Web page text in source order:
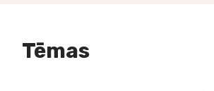
Tēmas